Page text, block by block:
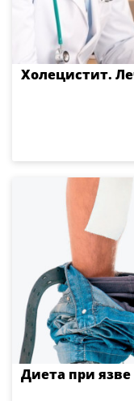
Холецистит.
Диета при